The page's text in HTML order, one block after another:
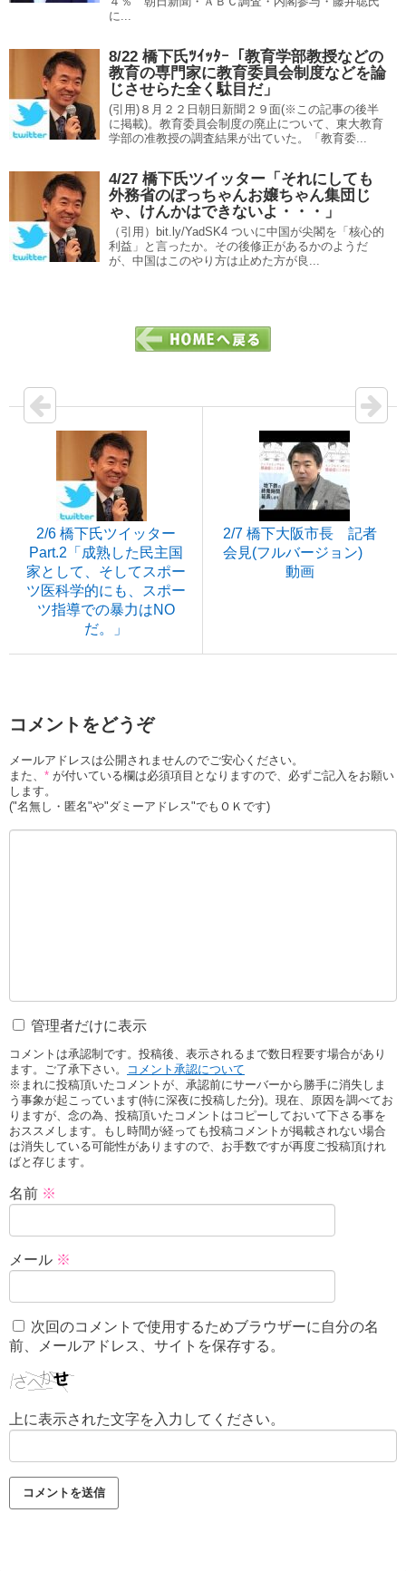
に...
8/22 橋下氏ﾂｲｯﾀｰ「教育学部教授などの
教育の専門家に教育委員会制度などを論
じさせらた全く駄目だ」
(引用)８月２２日朝日新聞２９面(※この記事の後半
に掲載)。教育委員会制度の廃止について、東大教育
学部の准教授の調査結果が出ていた。「教育委...
4/27 橋下氏ツイッター「それにしても
外務省のぼっちゃんお嬢ちゃん集団じ
ゃ、けんかはできないよ・・・」
（引用）bit.ly/YadSK4 ついに中国が尖閣を「核心的
利益」と言ったか。その後修正があるかのようだ
が、中国はこのやり方は止めた方が良...
2/6 橋下氏ツイッター
Part.2「成熟した民主国
家として、そしてスポー
ツ医科学的にも、スポー
ツ指導での暴力はNO
だ。」
2/7 橋下大阪市長 記者
会見(フルバージョン)
動画
コメントをどうぞ
メールアドレスは公開されませんのでご安心ください。
また、 * が付いている欄は必須項目となりますので、必ずご記入をお願い
します。
("名無し・匿名"や"ダミーアドレス"でもＯＫです)
管理者だけに表示
コメントは承認制です。投稿後、表示されるまで数日程要す場合があり
ます。ご了承下さい。
コメント承認について
※まれに投稿頂いたコメントが、承認前にサーバーから勝手に消失しま
う事象が起こっています(特に深夜に投稿した分)。現在、原因を調べてお
りますが、念の為、投稿頂いたコメントはコピーしておいて下さる事を
おススメします。もし時間が経っても投稿コメントが掲載されない場合
は消失している可能性がありますので、お手数ですが再度ご投稿頂けれ
ばと存じます。
名前 ※
メール ※
次回のコメントで使用するためブラウザーに自分の名
前、メールアドレス、サイトを保存する。
上に表示された文字を入力してください。